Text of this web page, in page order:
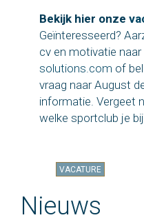
Bekijk hier onze
Geïnteresseerd?
cv en motivatie naar
solutions.com of
vraag naar August
informatie. Vergeet
welke sportclub je
VACATURE
Nieuws